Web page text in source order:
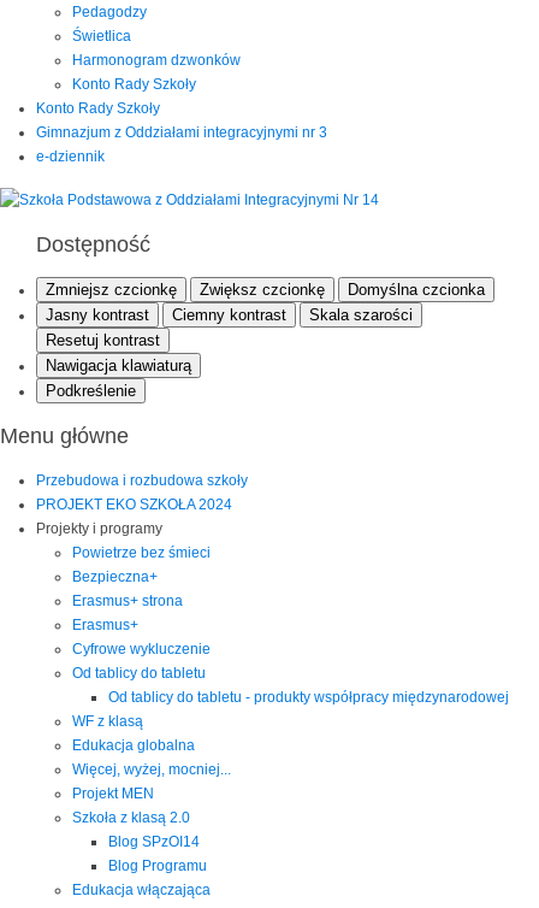
Pedagodzy
Świetlica
Harmonogram dzwonków
Konto Rady Szkoły
Konto Rady Szkoły
Gimnazjum z Oddziałami integracyjnymi nr 3
e-dziennik
Dostępność
Zmniejsz czcionkę Zwiększ czcionkę
Domyślna czcionka
Jasny kontrast
Ciemny kontrast
Skala szarości
Resetuj kontrast
Nawigacja klawiaturą
Podkreślenie
Menu główne
Przebudowa i rozbudowa szkoły
PROJEKT EKO SZKOŁA 2024
Projekty i programy
Powietrze bez śmieci
Bezpieczna+
Erasmus+ strona
Erasmus+
Cyfrowe wykluczenie
Od tablicy do tabletu
Od tablicy do tabletu - produkty współpracy międzynarodowej
WF z klasą
Edukacja globalna
Więcej, wyżej, mocniej...
Projekt MEN
Szkoła z klasą 2.0
Blog SPzOI14
Blog Programu
Edukacja włączająca